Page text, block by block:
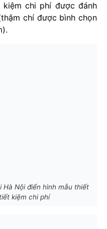
chi phí được đánh
chí được bình chọn
Nội điển hình mẫu thiết
kiệm chi phí